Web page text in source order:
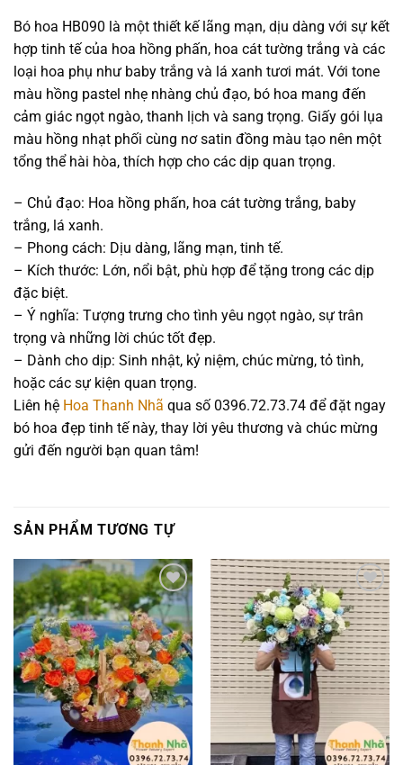
Bó hoa HB090 là một thiết kế lãng mạn, dịu dàng với sự kết
hợp tinh tế của hoa hồng phấn, hoa cát tường trắng và các
loại hoa phụ như baby trắng và lá xanh tươi mát. Với tone
màu hồng pastel nhẹ nhàng chủ đạo, bó hoa mang đến
cảm giác ngọt ngào, thanh lịch và sang trọng. Giấy gói lụa
màu hồng nhạt phối cùng nơ satin đồng màu tạo nên một
tổng thể hài hòa, thích hợp cho các dịp quan trọng.
– Chủ đạo: Hoa hồng phấn, hoa cát tường trắng, baby
trắng, lá xanh.
– Phong cách: Dịu dàng, lãng mạn, tinh tế.
– Kích thước: Lớn, nổi bật, phù hợp để tặng trong các dịp
đặc biệt.
– Ý nghĩa: Tượng trưng cho tình yêu ngọt ngào, sự trân
trọng và những lời chúc tốt đẹp.
– Dành cho dịp: Sinh nhật, kỷ niệm, chúc mừng, tỏ tình,
hoặc các sự kiện quan trọng.
Liên hệ Hoa Thanh Nhã qua số 0396.72.73.74 để đặt ngay
bó hoa đẹp tinh tế này, thay lời yêu thương và chúc mừng
gửi đến người bạn quan tâm!
SẢN PHẨM TƯƠNG TỰ
Add to
wishlist
Add to
wishlist